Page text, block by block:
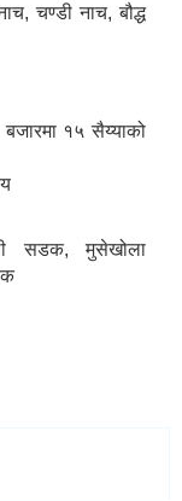
चण्डी नाच, बौद्ध
१५ सैय्याको
सडक, मुसेखोला